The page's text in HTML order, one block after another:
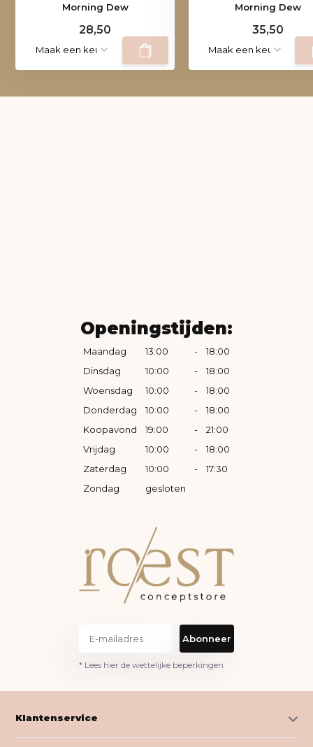
Morning Dew
28,50
Morning Dew
35,50
Openingstijden:
Maandag 13:00 -
18:00
Dinsdag
10:00 -
18:00
Woensdag
10:00 -
18:00
Donderdag
10:00 -
18:00
Koopavond
19:00 -
21:00
Vrijdag
10:00 -
18:00
Zaterdag
10:00 -
17:30
Zondag
gesloten
Abonneer
* Lees hier de wettelijke beperkingen
Klantenservice